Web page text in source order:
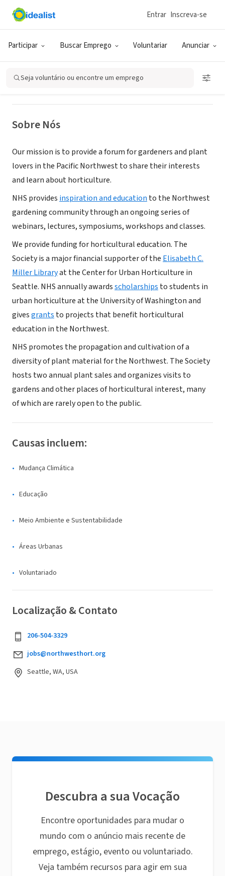
Participar Buscar Emprego Voluntariar Anunciar
Entrar Inscreva-se
Seja voluntário ou encontre um emprego
ONG (SETOR SOCIAL)
Northwest Horticultural Society
Sobre Nós
Our mission is to provide a forum for gardeners and plant
lovers in the Pacific Northwest to share their interests
and learn about horticulture.
NHS provides inspiration and education to the Northwest
gardening community through an ongoing series of
webinars, lectures, symposiums, workshops and classes.
We provide funding for horticultural education. The
Society is a major financial supporter of the Elisabeth C.
Miller Libraryat the Center for Urban Horticulture in
Seattle. NHS annually awardsscholarships to students in
urban horticulture at the University of Washington and
givesgrants to projects that benefit horticultural
education in the Northwest.
NHS promotes the propagation and cultivation of a
diversity of plant material for the Northwest. The Society
hosts two annual plant sales and organizes visits to
gardens and other places of horticultural interest, many
of which are rarely open to the public.
Causas incluem:
Mudança Climática
Educação
Meio Ambiente e Sustentabilidade
Áreas Urbanas
Voluntariado
Localização & Contato
206-504-3329
jobs@northwesthort.org
Seattle, WA, USA
Descubra a sua Vocação
Encontre oportunidades para mudar o
mundo com o anúncio mais recente de
emprego, estágio, evento ou voluntariado.
Veja também recursos para agir em sua